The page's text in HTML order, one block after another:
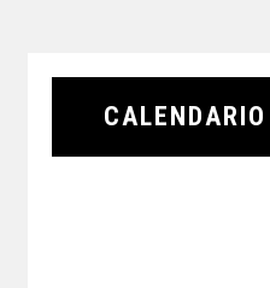
CALENDARIO